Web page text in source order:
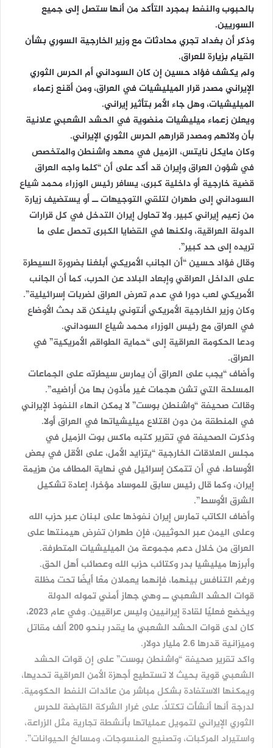
بالحبوب والنفط بمجرد التأكد من أنها ستصل إلى جميع
السوريين.
وذكر أن بغداد تجري محادثات مع وزير الخارجية السوري بشأن
القيام بزيارة للعراق.
ولم يكشف فؤاد حسين إن كان السوداني أم الحرس الثوري
الإيراني مصدر قرار الميليشيات في العراق، ومن أقنع زعماء
الميليشيات، وهل جاء الأمر بتأثير إيراني.
ويعلن زعماء ميليشيات منضوية في الحشد الشعبي علانية
بأن ولائهم ومصدر قرارهم الحرس الثوري الإيراني.
وكان مايكل نايتس، الزميل في معهد واشنطن والمتخصص
في شؤون العراق وإيران قد أكد على أن “كلما واجه العراق
قضية خارجية أو داخلية كبرى، يسافر رئيس الوزراء محمد شياع
السوداني إلى طهران لتلقي التوجيهات ــ أو يستضيف زيارة
من زعيم إيراني كبير. ولا تحاول إيران التدخل في كل قرارات
الدولة العراقية، ولكنها في القضايا الكبرى تحصل على ما
تريده إلى حد كبير”.
وقال فؤاد حسين “أن الجانب الأمريكي أبلغنا بضرورة السيطرة
على الداخل العراقي وإبعاد البلاد عن الحرب، كما أن الجانب
الأمريكي لعب دورا في عدم تعرض العراق لضربات إسرائيلية”.
وكان وزير الخارجية الأمريكي أنتوني بلينكن قد بحث الأوضاع
في العراق مع رئيس الوزراء محمد شياع السوداني.
ودعا الحكومة العراقية إلى “حماية الطواقم الأمريكية” في
العراق.
وأضاف “يجب على العراق أن يمارس سيطرته على الجماعات
المسلحة التي تشن هجمات غير مأذون بها من أراضيه”.
وقالت صحيفة “واشنطن بوست” لا يمكن انهاء النفوذ الإيراني
في المنطقة من دون اقتلاع ميليشياتها في العراق أولا.
وذكرت الصحيفة في تقرير كتبه ماكس بوت الزميل في
مجلس العلاقات الخارجية “يتزايد الأمل، على الأقل في بعض
الأوساط، في أن تتمكن إسرائيل في نهاية المطاف من هزيمة
إيران، وكما قال رئيس سابق للموساد مؤخرا، إعادة تشكيل
الشرق الأوسط”.
وأضاف الكاتب تمارس إيران نفوذها على لبنان عبر حزب الله
وعلى اليمن عبر الحوثيين، فإن طهران تفرض هيمنتها على
العراق من خلال دعم مجموعة من الميليشيات المتطرفة.
وأبرزها ميليشيا بدر وكتائب حزب الله وعصائب أهل الحق.
ورغم التنافس بينهما، فإنهما يعملان معًا أيضًا تحت مظلة
قوات الحشد الشعبي ــ وهي جهاز أمني تموله الدولة
ويخضع فعليًا لقادة إيرانيين وليس عراقيين. وفي عام 2023،
كان لدى قوات الحشد الشعبي ما يقدر بنحو 200 ألف مقاتل
وميزانية قدرها 2.6 مليار دولار.
واكد تقرير صحيفة “واشنطن بوست” على إن قوات الحشد
الشعبي قوية بحيث لا تستطيع أجهزة الأمن العراقية تحديها،
ويمكنها الاستفادة بشكل مباشر من عائدات النفط الحكومية.
لدرجة أنها أنشأت تكتلاً، على غرار الشركة القابضة للحرس
الثوري الإيراني لتمويل عملياتها بأنشطة تجارية مثل الزراعة،
واستيراد المركبات، وتصنيع المنسوجات، ومسالخ الحيوانات”.